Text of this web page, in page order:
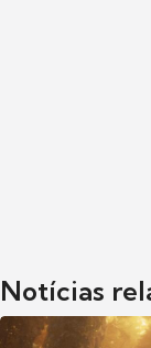
Notícias